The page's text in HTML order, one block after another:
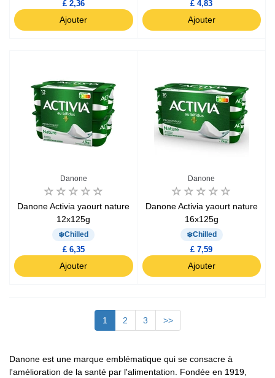
£ 2,36
Ajouter
£ 4,83
Ajouter
Danone
Danone Activia yaourt nature
12x125g
Chilled
£ 6,35
Ajouter
Danone
Danone Activia yaourt nature
16x125g
Chilled
£ 7,59
Ajouter
1 2 3 >>
Danone est une marque emblématique qui se consacre à
l'amélioration de la santé par l'alimentation. Fondée en 1919,